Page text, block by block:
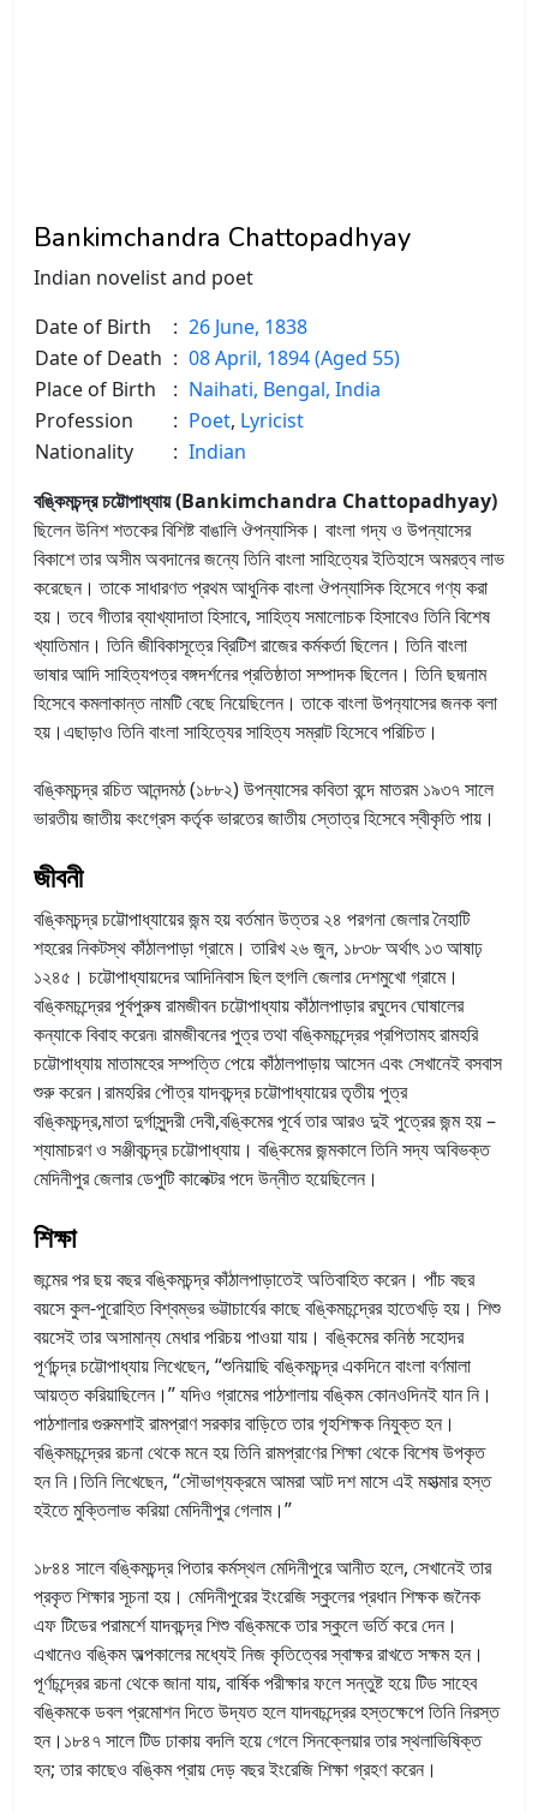
Bankimchandra Chattopadhyay
Indian novelist and poet
Date of Birth
: 26 June, 1838
Date of Death : 08 April, 1894 (Aged 55)
Place of Birth
: Naihati, Bengal, India
Profession
: Poet, Lyricist
Nationality
: Indian
বঙ্কিমচন্দ্র চট্টোপাধ্যায় (Bankimchandra Chattopadhyay)
ছিলেন উনিশ শতকের বিশিষ্ট বাঙালি ঔপন্যাসিক। বাংলা গদ্য ও উপন্যাসের
বিকাশে তার অসীম অবদানের জন্যে তিনি বাংলা সাহিত্যের ইতিহাসে অমরত্ব লাভ
করেছেন। তাকে সাধারণত প্রথম আধুনিক বাংলা ঔপন্যাসিক হিসেবে গণ্য করা
হয়। তবে গীতার ব্যাখ্যাদাতা হিসাবে, সাহিত্য সমালোচক হিসাবেও তিনি বিশেষ
খ্যাতিমান। তিনি জীবিকাসূত্রে ব্রিটিশ রাজের কর্মকর্তা ছিলেন। তিনি বাংলা
ভাষার আদি সাহিত্যপত্র বঙ্গদর্শনের প্রতিষ্ঠাতা সম্পাদক ছিলেন। তিনি ছদ্মনাম
হিসেবে কমলাকান্ত নামটি বেছে নিয়েছিলেন। তাকে বাংলা উপন‍্যাসের জনক বলা
হয়।এছাড়াও তিনি বাংলা সাহিত্যের সাহিত্য সম্রাট হিসেবে পরিচিত।
বঙ্কিমচন্দ্র রচিত আনন্দমঠ (১৮৮২) উপন্যাসের কবিতা বন্দে মাতরম ১৯৩৭ সালে
ভারতীয় জাতীয় কংগ্রেস কর্তৃক ভারতের জাতীয় স্তোত্র হিসেবে স্বীকৃতি পায়।
জীবনী
বঙ্কিমচন্দ্র চট্টোপাধ্যায়ের জন্ম হয় বর্তমান উত্তর ২৪ পরগনা জেলার নৈহাটি
শহরের নিকটস্থ কাঁঠালপাড়া গ্রামে। তারিখ ২৬ জুন, ১৮৩৮ অর্থাৎ ১৩ আষাঢ়
১২৪৫। চট্টোপাধ্যায়দের আদিনিবাস ছিল হুগলি জেলার দেশমুখো গ্রামে।
বঙ্কিমচন্দ্রের পূর্বপুরুষ রামজীবন চট্টোপাধ্যায় কাঁঠালপাড়ার রঘুদেব ঘোষালের
কন্যাকে বিবাহ করেন৷ রামজীবনের পুত্র তথা বঙ্কিমচন্দ্রের প্রপিতামহ রামহরি
চট্টোপাধ্যায় মাতামহের সম্পত্তি পেয়ে কাঁঠালপাড়ায় আসেন এবং সেখানেই বসবাস
শুরু করেন।রামহরির পৌত্র যাদবচন্দ্র চট্টোপাধ্যায়ের তৃতীয় পুত্র
বঙ্কিমচন্দ্র,মাতা দুর্গাসুন্দরী দেবী,বঙ্কিমের পূর্বে তার আরও দুই পুত্রের জন্ম হয় –
শ্যামাচরণ ও সঞ্জীবচন্দ্র চট্টোপাধ্যায়। বঙ্কিমের জন্মকালে তিনি সদ্য অবিভক্ত
মেদিনীপুর জেলার ডেপুটি কালেক্টর পদে উন্নীত হয়েছিলেন।
শিক্ষা
জন্মের পর ছয় বছর বঙ্কিমচন্দ্র কাঁঠালপাড়াতেই অতিবাহিত করেন। পাঁচ বছর
বয়সে কুল-পুরোহিত বিশ্বম্ভর ভট্টাচার্যের কাছে বঙ্কিমচন্দ্রের হাতেখড়ি হয়। শিশু
বয়সেই তার অসামান্য মেধার পরিচয় পাওয়া যায়। বঙ্কিমের কনিষ্ঠ সহোদর
পূর্ণচন্দ্র চট্টোপাধ্যায় লিখেছেন, “শুনিয়াছি বঙ্কিমচন্দ্র একদিনে বাংলা বর্ণমালা
আয়ত্ত করিয়াছিলেন।” যদিও গ্রামের পাঠশালায় বঙ্কিম কোনওদিনই যান নি।
পাঠশালার গুরুমশাই রামপ্রাণ সরকার বাড়িতে তার গৃহশিক্ষক নিযুক্ত হন।
বঙ্কিমচন্দ্রের রচনা থেকে মনে হয় তিনি রামপ্রাণের শিক্ষা থেকে বিশেষ উপকৃত
হন নি।তিনি লিখেছেন, “সৌভাগ্যক্রমে আমরা আট দশ মাসে এই মহাত্মার হস্ত
হইতে মুক্তিলাভ করিয়া মেদিনীপুর গেলাম।”
১৮৪৪ সালে বঙ্কিমচন্দ্র পিতার কর্মস্থল মেদিনীপুরে আনীত হলে, সেখানেই তার
প্রকৃত শিক্ষার সূচনা হয়। মেদিনীপুরের ইংরেজি স্কুলের প্রধান শিক্ষক জনৈক
এফ টিডের পরামর্শে যাদবচন্দ্র শিশু বঙ্কিমকে তার স্কুলে ভর্তি করে দেন।
এখানেও বঙ্কিম অল্পকালের মধ্যেই নিজ কৃতিত্বের স্বাক্ষর রাখতে সক্ষম হন।
পূর্ণচন্দ্রের রচনা থেকে জানা যায়, বার্ষিক পরীক্ষার ফলে সন্তুষ্ট হয়ে টিড সাহেব
বঙ্কিমকে ডবল প্রমোশন দিতে উদ্যত হলে যাদবচন্দ্রের হস্তক্ষেপে তিনি নিরস্ত
হন।১৮৪৭ সালে টিড ঢাকায় বদলি হয়ে গেলে সিনক্লেয়ার তার স্থলাভিষিক্ত
হন; তার কাছেও বঙ্কিম প্রায় দেড় বছর ইংরেজি শিক্ষা গ্রহণ করেন।